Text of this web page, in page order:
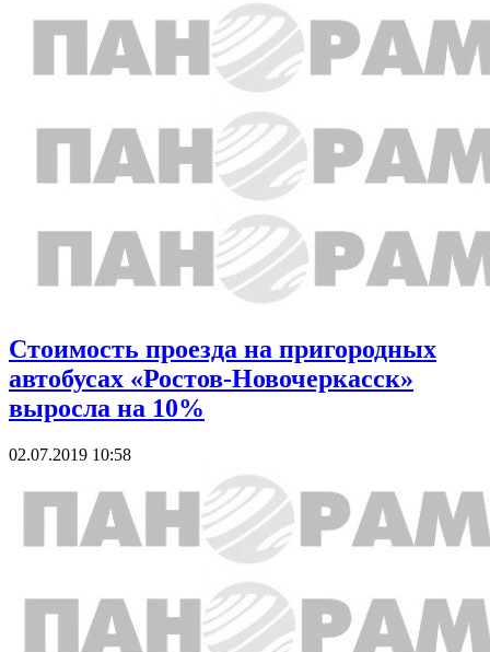
Стоимость проезда на пригородных
автобусах «Ростов-Новочеркасск»
выросла на 10%
02.07.2019 10:58